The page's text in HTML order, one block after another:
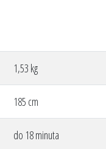
1,53 kg
185 cm
do 18 minuta